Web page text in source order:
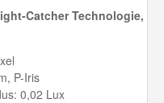
Catcher Technologie,
P-Iris
0,02 Lux